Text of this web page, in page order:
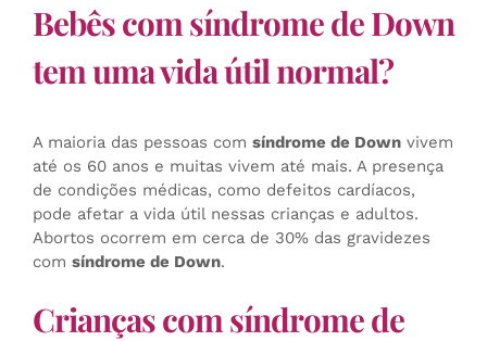
Bebês com síndrome de Down
tem uma vida útil normal?
A maioria das pessoas com síndrome de Down vivem
até os 60 anos e muitas vivem até mais. A presença
de condições médicas, como defeitos cardíacos,
pode afetar a vida útil nessas crianças e adultos.
Abortos ocorrem em cerca de 30% das gravidezes
com síndrome de Down.
Crianças com síndrome de